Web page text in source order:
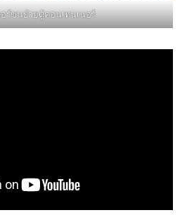
อร์ขนย้ายตู้คอนเทนเนอร์